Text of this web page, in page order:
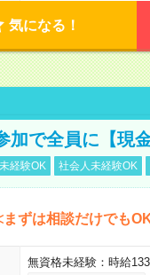
気になる！
加で全員に【現
経験OK 社会人未経験OK
ずは相談だけでも
無資格未経験：時給